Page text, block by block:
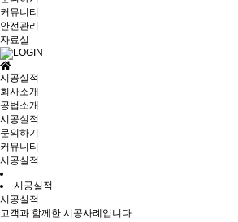
커뮤니티
안전관리
자료실
시공실적
회사소개
공법소개
시공실적
문의하기
커뮤니티
시공실적
시공실적
시공실적
고객과 함께한 시공사례입니다.